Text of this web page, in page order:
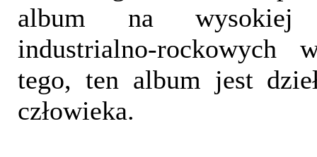
album na wysokiej
industrialno-rockowych
tego, ten album jest
człowieka.